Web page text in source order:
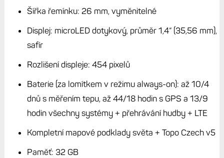
Šířka řemínku: 26 mm, vyměnitelné
Displej: microLED dotykový, průměr 1,4“ (35,56 mm),
safír
Rozlišení displeje: 454 pixelů
Baterie (za lomítkem v režimu always-on): až 10/4
dnů s měřením tepu, až 44/18 hodin s GPS a 13/9
hodin všechny systémy + přehrávání hudby + LTE
Kompletní mapové podklady světa + Topo Czech v5
Paměť: 32 GB